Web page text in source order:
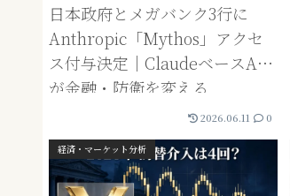
日本政府とメガバンク3行に
Anthropic「Mythos」アクセ
ス付与決定｜ClaudeベースAI
が金融・防衛を変える
2026.06.11 0
経済・マーケット分析